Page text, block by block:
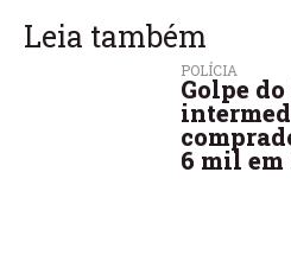
Leia também
POLÍCIA
Golpe
6 mil